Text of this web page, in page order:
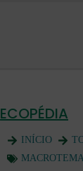
ECOPÉDIA
INÍCIO